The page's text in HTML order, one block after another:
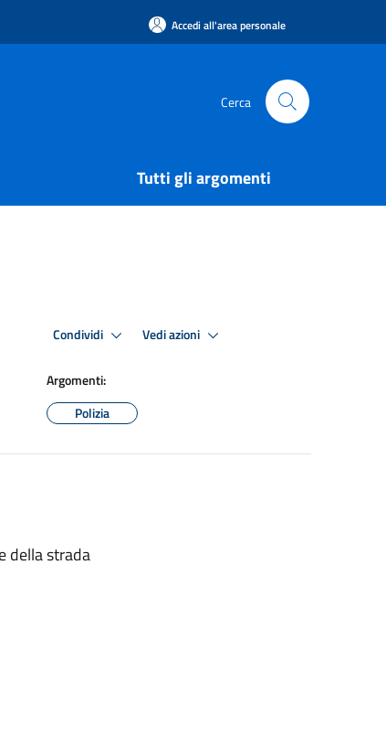
Accedi all'area personale
Cerca
Tutti gli argomenti
Condividi Vedi azioni
Argomenti:
Polizia
della strada